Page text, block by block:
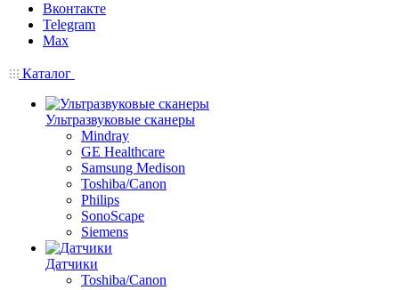
Вконтакте
Telegram
Max
Каталог
Ультразвуковые сканеры
Mindray
GE Healthcare
Samsung Medison
Toshiba/Canon
Philips
SonoScape
Siemens
Датчики
Toshiba/Canon